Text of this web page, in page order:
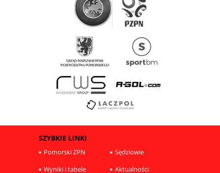
SZYBKIE LINKI
Pomorski ZPN
Sędziowie
Wyniki i tabele
Aktualności